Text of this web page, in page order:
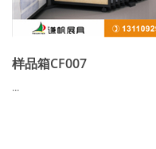
样品箱CF007
...